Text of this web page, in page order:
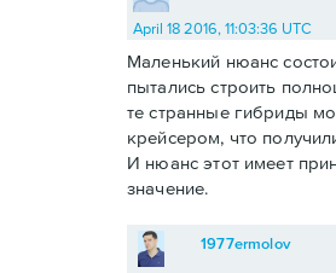
April 18 2016, 11:03:36 UTC
Маленький нюанс
пытались строить
те странные гибриды
крейсером, что
И нюанс этот имеет
значение.
1977ermolov